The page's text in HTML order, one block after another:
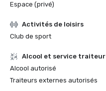
Espace (privé)
Activités de loisirs
Club de sport
Alcool et service traiteur
Alcool autorisé
Traiteurs externes autorisés